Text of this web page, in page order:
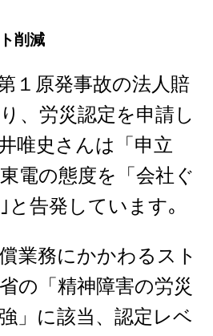
削減
１原発事故の法人賠
、労災認定を申請し
唯史さんは「申立
電の態度を「会社ぐ
と告発しています｡
業務にかかわるスト
の「精神障害の労災
」に該当、認定レベ